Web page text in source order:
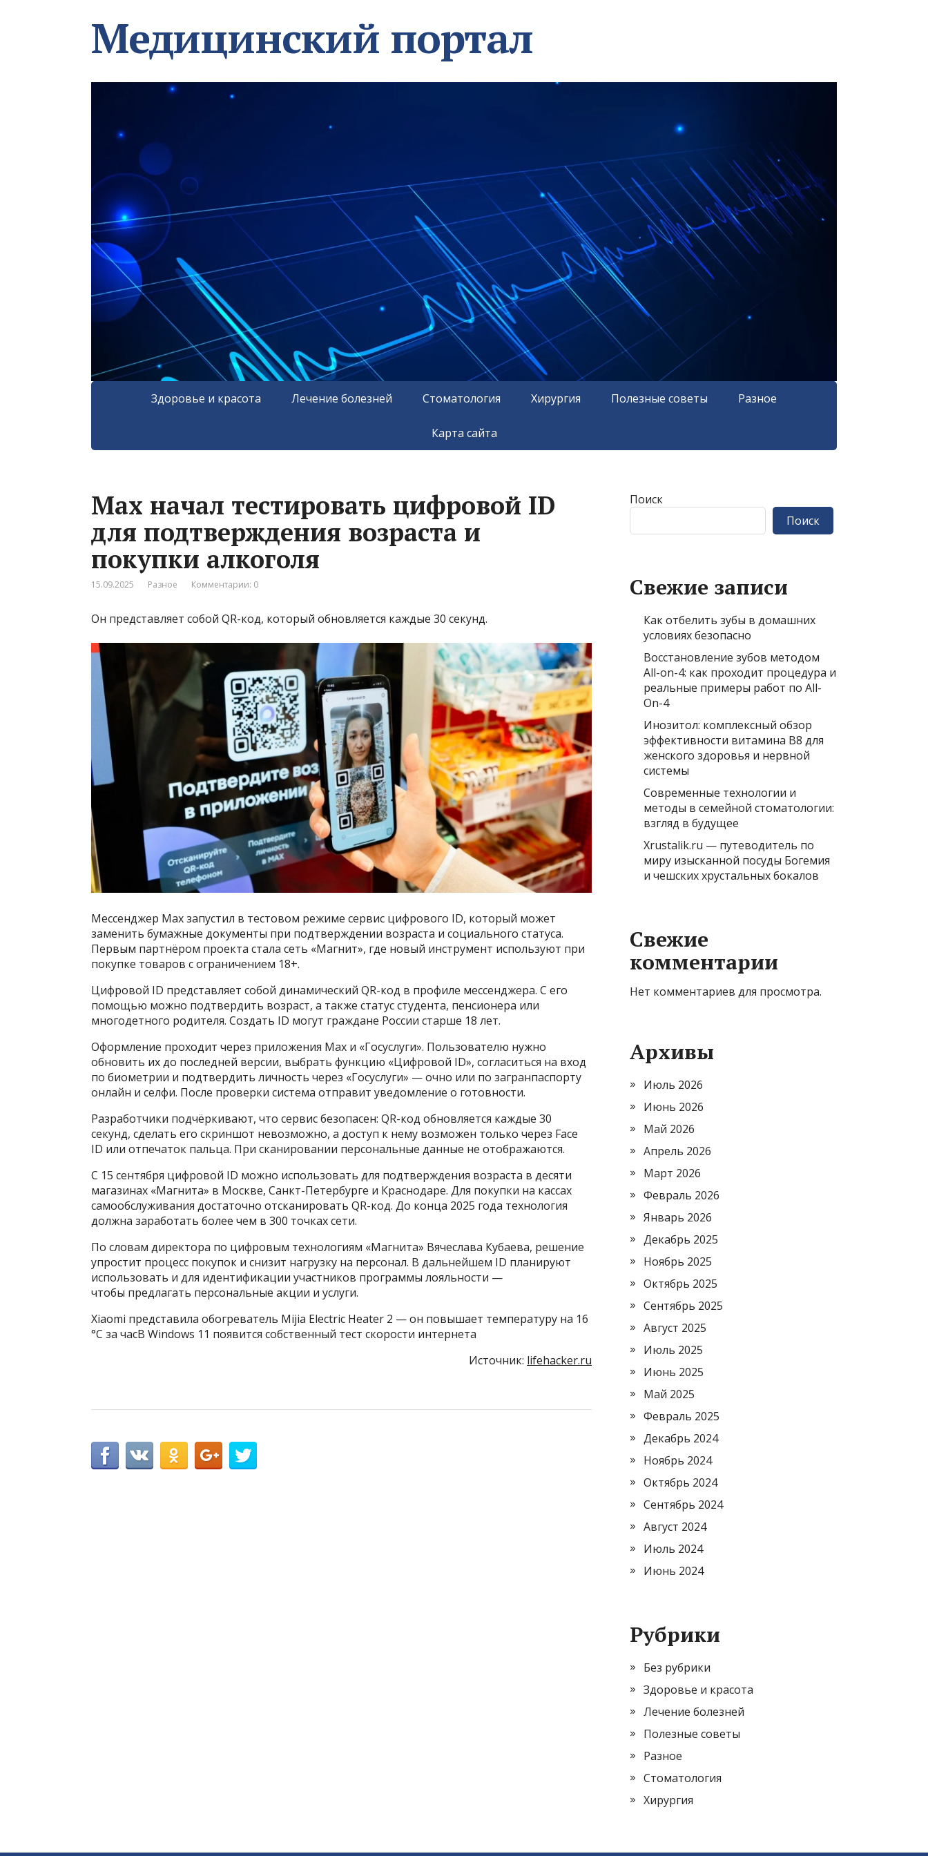
Медицинский портал
Здоровье и красота Лечение болезней Стоматология Хирургия Полезные советы Разное
Карта сайта
Max начал тестировать цифровой ID
для подтверждения возраста и
покупки алкоголя
15.09.2025 Разное Комментарии: 0
Он представляет собой QR-код, который обновляется каждые 30 секунд.
Мессенджер Max запустил в тестовом режиме сервис цифрового ID, который может
заменить бумажные документы при подтверждении возраста и социального статуса.
Первым партнёром проекта стала сеть «Магнит», где новый инструмент используют при
покупке товаров с ограничением 18+.
Цифровой ID представляет собой динамический QR-код в профиле мессенджера. С его
помощью можно подтвердить возраст, а также статус студента, пенсионера или
многодетного родителя. Создать ID могут граждане России старше 18 лет.
Оформление проходит через приложения Max и «Госуслуги». Пользователю нужно
обновить их до последней версии, выбрать функцию «Цифровой ID», согласиться на вход
по биометрии и подтвердить личность через «Госуслуги» — очно или по загранпаспорту
онлайн и селфи. После проверки система отправит уведомление о готовности.
Разработчики подчёркивают, что сервис безопасен: QR-код обновляется каждые 30
секунд, сделать его скриншот невозможно, а доступ к нему возможен только через Face
ID или отпечаток пальца. При сканировании персональные данные не отображаются.
С 15 сентября цифровой ID можно использовать для подтверждения возраста в десяти
магазинах «Магнита» в Москве, Санкт-Петербурге и Краснодаре. Для покупки на кассах
самообслуживания достаточно отсканировать QR-код. До конца 2025 года технология
должна заработать более чем в 300 точках сети.
По словам директора по цифровым технологиям «Магнита» Вячеслава Кубаева, решение
упростит процесс покупок и снизит нагрузку на персонал. В дальнейшем ID планируют
использовать и для идентификации участников программы лояльности —
чтобы предлагать персональные акции и услуги.
Xiaomi представила обогреватель Mijia Electric Heater 2 — он повышает температуру на 16
°C за часВ Windows 11 появится собственный тест скорости интернета
Источник: lifehacker.ru
Поиск
Поиск
Свежие записи
Как отбелить зубы в домашних
условиях безопасно
Восстановление зубов методом
All-on-4: как проходит процедура и
реальные примеры работ по All-
On-4
Инозитол: комплексный обзор
эффективности витамина B8 для
женского здоровья и нервной
системы
Современные технологии и
методы в семейной стоматологии:
взгляд в будущее
Xrustalik.ru — путеводитель по
миру изысканной посуды Богемия
и чешских хрустальных бокалов
Свежие
комментарии
Нет комментариев для просмотра.
Архивы
Июль 2026
Июнь 2026
Май 2026
Апрель 2026
Март 2026
Февраль 2026
Январь 2026
Декабрь 2025
Ноябрь 2025
Октябрь 2025
Сентябрь 2025
Август 2025
Июль 2025
Июнь 2025
Май 2025
Февраль 2025
Декабрь 2024
Ноябрь 2024
Октябрь 2024
Сентябрь 2024
Август 2024
Июль 2024
Июнь 2024
Рубрики
Без рубрики
Здоровье и красота
Лечение болезней
Полезные советы
Разное
Стоматология
Хирургия